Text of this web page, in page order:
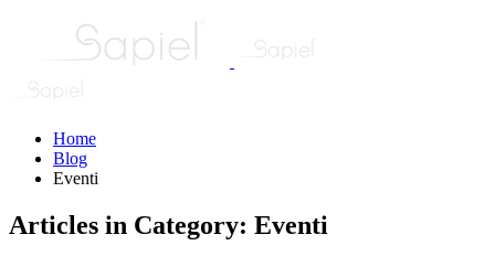
Home
Blog
Eventi
Articles in Category: Eventi